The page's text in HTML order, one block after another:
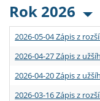
Rok 2026
2026-05-04 Zápis z
2026-04-27 Zápis z
2026-04-20 Zápis z
2026-03-16 Zápis z